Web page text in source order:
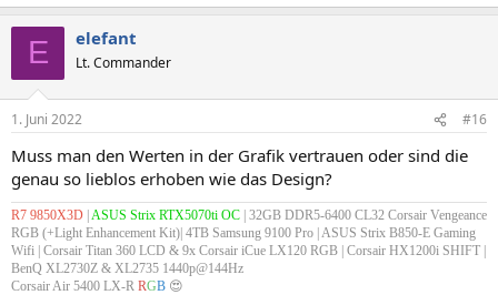
e
:
E elefant
Lt. Commander
1. Juni 2022 #16
Muss man den Werten in der Grafik vertrauen oder sind die
genau so lieblos erhoben wie das Design?
R7 9850X3D ASUS Strix RTX5070ti OC | 32GB DDR5-6400 CL32 Corsair Vengeance
RGB (+Light Enhancement Kit)| 4TB Samsung 9100 Pro | ASUS Strix B850-E Gaming
Wifi | Corsair Titan 360 LCD & 9x Corsair iCue LX120 RGB | Corsair HX1200i SHIFT |
BenQ XL2730Z & XL2735 1440p@144Hz
Corsair Air 5400 LX-R RGB 😍